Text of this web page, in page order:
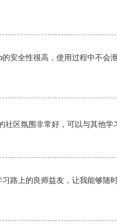
的安全性很高，使用过程中不会
社区氛围非常好，可以与其他学
习路上的良师益友，让我能够随